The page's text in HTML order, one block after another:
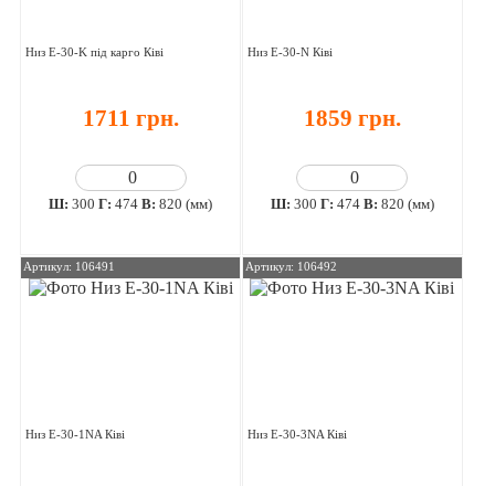
Низ E-30-K під карго Ківі
1711 грн.
Ш:300 Г:474 В:820 (мм)
Низ E-30-N Ківі
1859 грн.
Ш: 300 Г: 474В: 820 (мм)
Артикул: 106491
Низ E-30-1NA Ківі
Артикул: 106492
Низ E-30-3NA Ківі